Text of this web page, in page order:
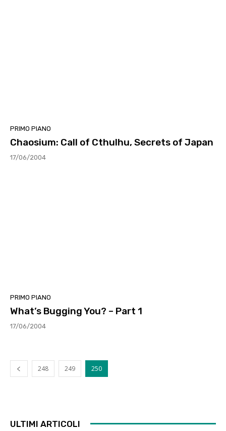
PRIMO PIANO
Chaosium: Call of Cthulhu, Secrets of Japan
17/06/2004
PRIMO PIANO
What’s Bugging You? – Part 1
17/06/2004
248 249 250
ULTIMI ARTICOLI